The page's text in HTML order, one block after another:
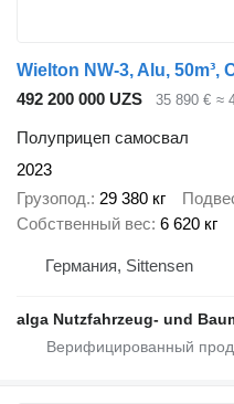
Wielton NW-3, Alu,
492 200 000 UZS
35 890 € ≈
Полуприцеп самосвал
2023
Грузопод. 29 380 кг
Собственный вес 6 620 кг
Германия, Sittensen